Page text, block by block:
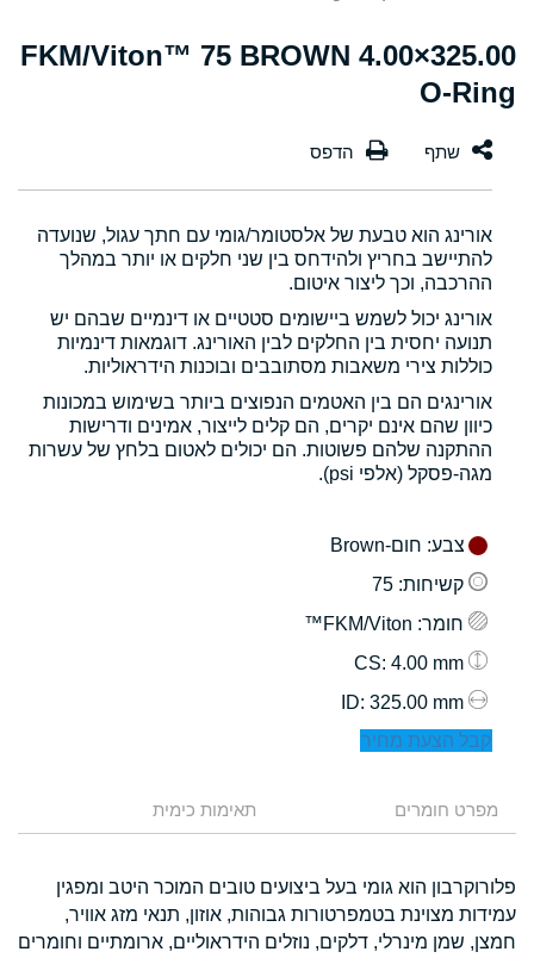
325.00×4.00 FKM/Viton™ 75 BROWN
O-Ring
אורינג הוא טבעת של אלסטומר/גומי עם חתך עגול, שנועדה
להתיישב בחריץ ולהידחס בין שני חלקים או יותר במהלך
ההרכבה, וכך ליצור איטום.
אורינג יכול לשמש ביישומים סטטיים או דינמיים שבהם יש
תנועה יחסית בין החלקים לבין האורינג. דוגמאות דינמיות
כוללות צירי משאבות מסתובבים ובוכנות הידראוליות.
אורינגים הם בין האטמים הנפוצים ביותר בשימוש במכונות
כיוון שהם אינם יקרים, הם קלים לייצור, אמינים ודרישות
ההתקנה שלהם פשוטות. הם יכולים לאטום בלחץ של עשרות
מגה-פסקל (אלפי psi).
צבע: חום-Brown
קשיחות: 75
חומר: FKM/Viton™
: 4.00 mm
: 325.00 mm
קבל הצעת מחיר
מפרט חומרים תאימות כימית
פלורוקרבון הוא גומי בעל ביצועים טובים המוכר היטב ומפגין
עמידות מצוינת בטמפרטורות גבוהות, אוזון, תנאי מזג אוויר,
חמצן, שמן מינרלי, דלקים, נוזלים הידראוליים, ארומתיים וחומרים